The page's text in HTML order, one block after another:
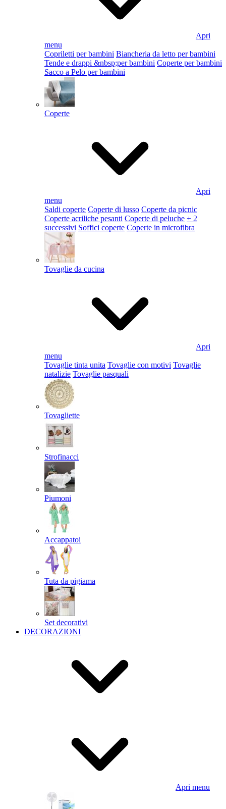
Apri
menu
Copriletti per bambini Biancheria da letto per bambini
Tende e drappi &nbsp;per bambini Coperte per bambini
Sacco a Pelo per bambini
Coperte
Apri
menu
Saldi coperte Coperte di lusso Coperte da picnic
Coperte acriliche pesanti Coperte di peluche + 2
successivi Soffici coperte Coperte in microfibra
Tovaglie da cucina
Apri
menu
Tovaglie tinta unita Tovaglie con motivi Tovaglie
natalizie Tovaglie pasquali
Tovagliette
Strofinacci
Piumoni
Accappatoi
Tuta da pigiama
Set decorativi
DECORAZIONI
Apri menu